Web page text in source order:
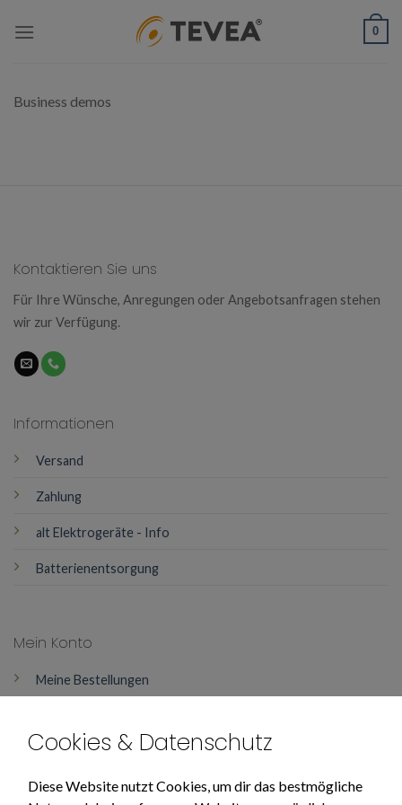
0
Business demos
Kontaktieren Sie uns
Für Ihre Wünsche, Anregungen oder Angebotsanfragen stehen
wir zur Verfügung.
Mein Konto
Meine Bestellungen
Über Uns
Informationen
Versand
Zahlung
alt Elektrogeräte - Info
Batterienentsorgung
Cookies & Datenschutz
Diese Website nutzt Cookies, um dir das bestmögliche